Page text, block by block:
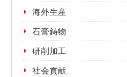
海外生産
石膏鋳物
研削加工
社会貢献